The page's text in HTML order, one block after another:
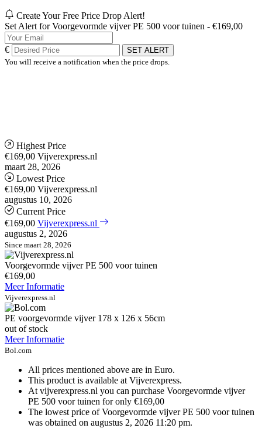
Create Your Free Price Drop Alert!
Set Alert for Voorgevormde vijver PE 500 voor tuinen - €169,00
€
SET ALERT
You will receive a notification when the price drops.
Highest Price
€169,00 Vijverexpress.nl
maart 28, 2026
Lowest Price
€169,00 Vijverexpress.nl
augustus 10, 2026
Current Price
€169,00 Vijverexpress.nl
augustus 2, 2026
Since maart 28, 2026
Voorgevormde vijver PE 500 voor tuinen
€169,00
Meer Informatie
Vijverexpress.nl
PE voorgevormde vijver 178 x 126 x 56cm
out of stock
Meer Informatie
Bol.com
All prices mentioned above are in Euro.
This product is available at Vijverexpress.
At vijverexpress.nl you can purchase Voorgevormde vijver
PE 500 voor tuinen for only €169,00
The lowest price of Voorgevormde vijver PE 500 voor tuinen
was obtained on augustus 2, 2026 11:20 pm.